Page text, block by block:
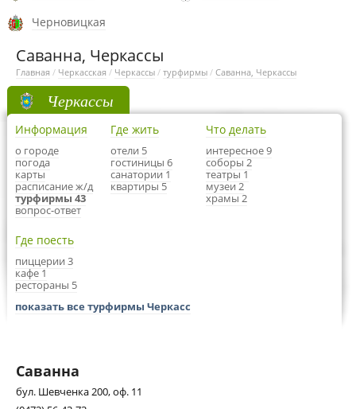
Черновицкая
Саванна, Черкассы
Главная / Черкасская / Черкассы / турфирмы / Саванна, Черкассы
Черкассы
Информация
о городе
погода
карты
расписание ж/д
турфирмы 43
вопрос-ответ
Где жить
отели 5
гостиницы 6
санатории 1
квартиры 5
Что делать
интересное 9
соборы 2
театры 1
музеи 2
храмы 2
Где поесть
пиццерии 3
кафе 1
рестораны 5
показать все турфирмы Черкасс
Саванна
бул. Шевченка 200, оф. 11